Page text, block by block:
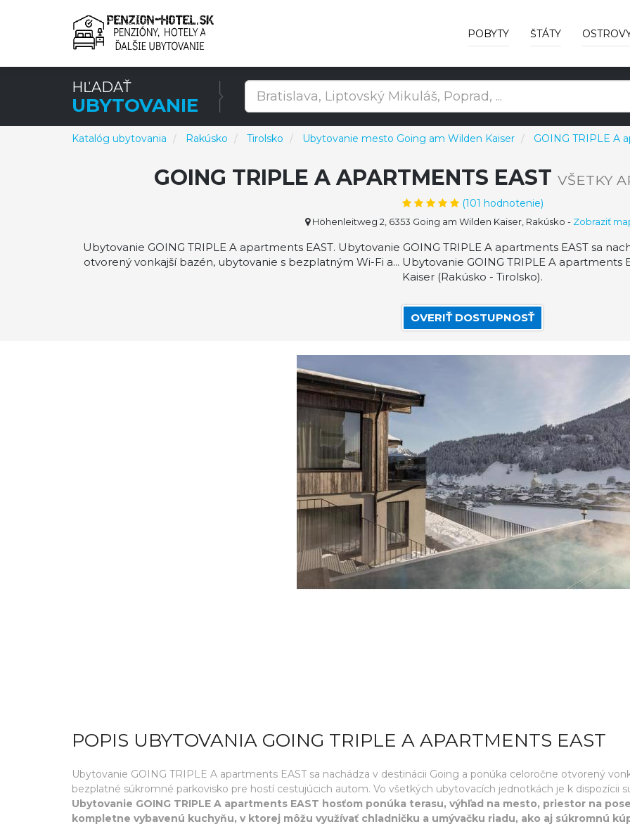
POBYTY ŠTÁTY
HĽADAŤ
UBYTOVANIE
Katalóg ubytovania Rakúsko Tirolsko Ubytovanie mesto Going am Wilden Kaiser GOING TRIPLE A
GOING TRIPLE A APARTMENTS EAST VŠETKY
(101 hodnotenie)
Höhenleitweg 2, 6353 Going am Wilden Kaiser, Rakúsko - Zobraziť
Ubytovanie GOING TRIPLE A apartments EAST. Ubytovanie GOING TRIPLE A apartments EAST sa
otvorený vonkajší bazén, ubytovanie s bezplatným Wi-Fi a... Ubytovanie GOING TRIPLE A apartments
Kaiser (Rakúsko - Tirolsko).
OVERIŤ DOSTUPNOSŤ
POPIS UBYTOVANIA GOING TRIPLE A APARTMENTS EAST
Ubytovanie GOING TRIPLE A apartments EAST sa nachádza v destinácii Going a ponúka celoročne otvorený
bezplatné súkromné parkovisko pre hostí cestujúcich autom. Vo všetkých ubytovacích jednotkách je k dispozícii
Ubytovanie GOING TRIPLE A apartments EAST hosťom ponúka terasu, výhľad na mesto, priestor na
kompletne vybavenú kuchyňu, v ktorej môžu využívať chladničku a umývačku riadu, ako aj súkromnú